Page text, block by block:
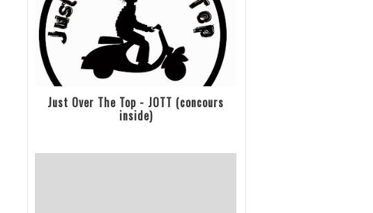
Just Over The Top - JOTT (concours
inside)